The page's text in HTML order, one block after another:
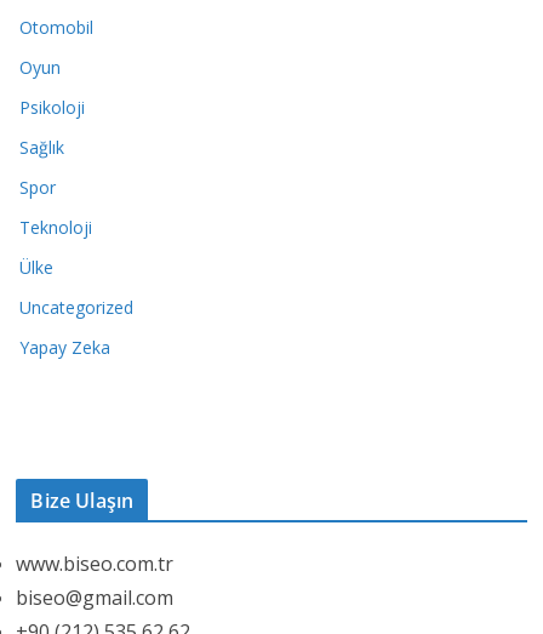
Otomobil
Oyun
Psikoloji
Sağlık
Spor
Teknoloji
Ülke
Uncategorized
Yapay Zeka
Bize Ulaşın
www.biseo.com.tr
biseo@gmail.com